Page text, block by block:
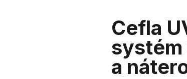
Cefla
a